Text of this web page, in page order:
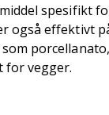
spesifikt
også effektivt
for vegger.